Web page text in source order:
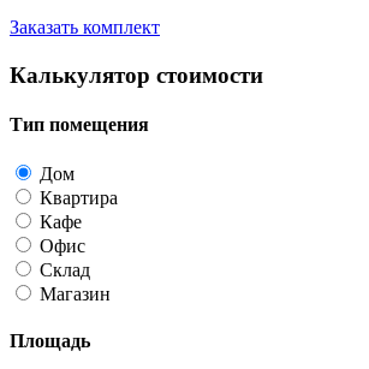
Заказать комплект
Калькулятор стоимости
Тип помещения
Дом
Квартира
Кафе
Офис
Склад
Магазин
Площадь